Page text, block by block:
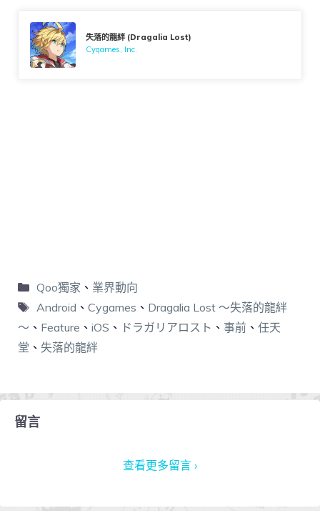
失落的龍絆 (Dragalia Lost)
Cygames, Inc.
Qoo獨家 、 業界動向
Android 、 Cygames 、 Dragalia Lost ～失落的龍絆
～ 、 Feature 、 iOS 、 ドラガリアロスト 、 事前 、 任天
堂 、 失落的龍絆
留言
查看更多留言 ›